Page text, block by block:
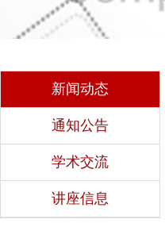
新闻动态
通知公告
学术交流
讲座信息